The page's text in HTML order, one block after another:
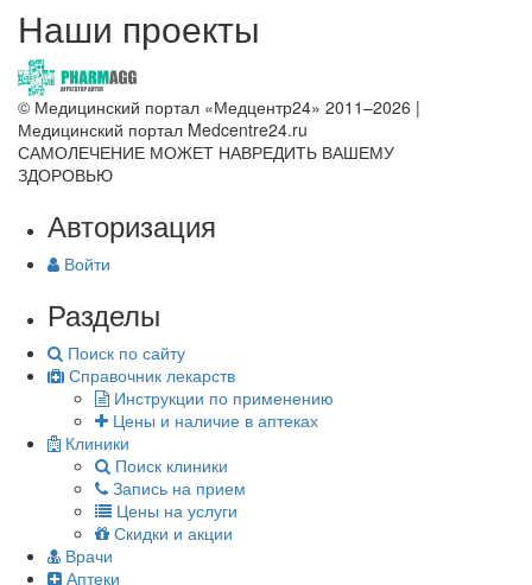
Наши проекты
© Медицинский портал «Медцентр24» 2011–2026 |
Медицинский портал Medcentre24.ru
САМОЛЕЧЕНИЕ МОЖЕТ НАВРЕДИТЬ ВАШЕМУ
ЗДОРОВЬЮ
Авторизация
Войти
Разделы
Поиск по сайту
Справочник лекарств
Инструкции по применению
Цены и наличие в аптеках
Клиники
Поиск клиники
Запись на прием
Цены на услуги
Скидки и акции
Врачи
Аптеки